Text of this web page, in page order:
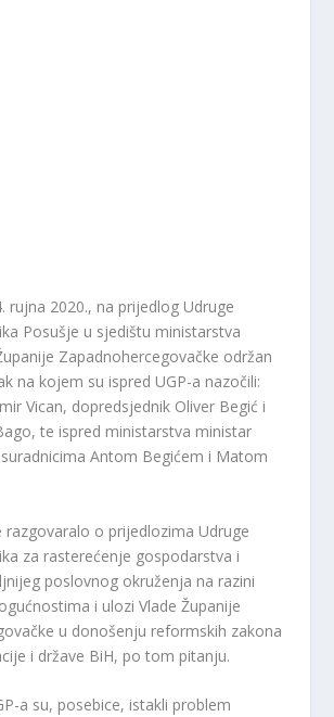
rujna 2020., na prijedlog Udruge
Posušje u sjedištu ministarstva
Zapadnohercegovačke održan
na kojem su ispred UGP-a nazočili:
Vican, dopredsjednik Oliver Begić i
te ispred ministarstva ministar
Antom Begićem i Matom
razgovaralo o prijedlozima Udruge
za rasterećenje gospodarstva i
poslovnog okruženja na razini
i ulozi Vlade Županije
u donošenju reformskih zakona
i države BiH, po tom pitanju.
a su, posebice, istakli problem